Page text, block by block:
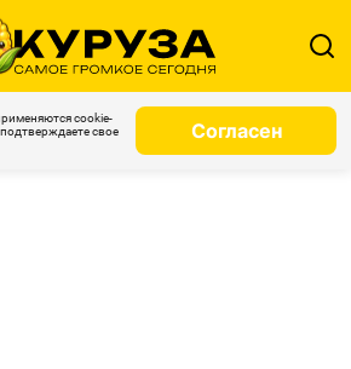
cookie-
свое
Согласен